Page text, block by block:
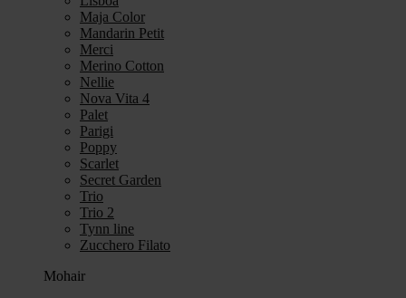
Maja Color
Mandarin Petit
Merci
Merino Cotton
Nellie
Nova Vita 4
Palet
Parigi
Poppy
Scarlet
Secret Garden
Trio
Trio 2
Tynn line
Zucchero Filato
Mohair